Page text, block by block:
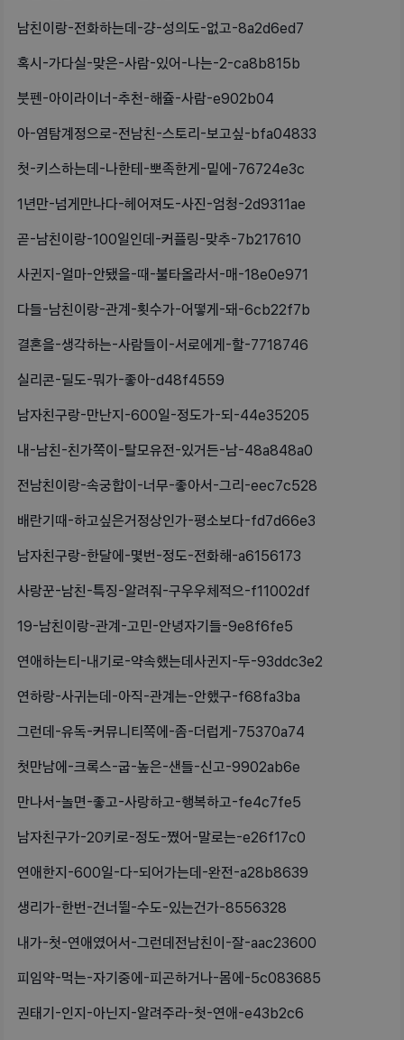
남친이랑-전화하는데-걍-성의도-없고-8a2d6ed7
혹시-가다실-맞은-사람-있어-나는-2-ca8b815b
붓펜-아이라이너-추천-해쥴-사람-e902b04
아-염탐계정으로-전남친-스토리-보고싶-bfa04833
첫-키스하는데-나한테-뽀족한게-밑에-76724e3c
1년만-넘게만나다-헤어져도-사진-엄청-2d9311ae
곧-남친이랑-100일인데-커플링-맞추-7b217610
사귄지-얼마-안됐을-때-불타올라서-매-18e0e971
다들-남친이랑-관계-횟수가-어떻게-돼-6cb22f7b
결혼을-생각하는-사람들이-서로에게-할-7718746
실리콘-딜도-뭐가-좋아-d48f4559
남자친구랑-만난지-600일-정도가-되-44e35205
내-남친-친가쪽이-탈모유전-있거든-남-48a848a0
전남친이랑-속궁합이-너무-좋아서-그리-eec7c528
배란기때-하고싶은거정상인가-평소보다-fd7d66e3
남자친구랑-한달에-몇번-정도-전화해-a6156173
사랑꾼-남친-특징-알려줘-구우우체적으-f11002df
19-남친이랑-관계-고민-안녕자기들-9e8f6fe5
연애하는티-내기로-약속했는데사귄지-두-93ddc3e2
연하랑-사귀는데-아직-관계는-안했구-f68fa3ba
그런데-유독-커뮤니티쪽에-좀-더럽게-75370a74
첫만남에-크록스-굽-높은-샌들-신고-9902ab6e
만나서-놀면-좋고-사랑하고-행복하고-fe4c7fe5
남자친구가-20키로-정도-쪘어-말로는-e26f17c0
연애한지-600일-다-되어가는데-완전-a28b8639
생리가-한번-건너뛸-수도-있는건가-8556328
내가-첫-연애였어서-그런데전남친이-잘-aac23600
피임약-먹는-자기중에-피곤하거나-몸에-5c083685
권태기-인지-아닌지-알려주라-첫-연애-e43b2c6